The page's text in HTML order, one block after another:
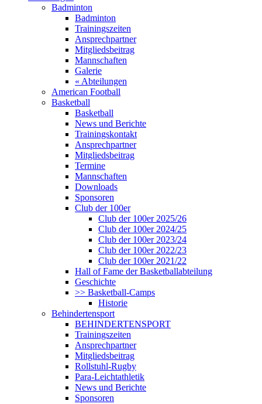
Badminton
Badminton
Trainingszeiten
Ansprechpartner
Mitgliedsbeitrag
Mannschaften
Galerie
« Abteilungen
American Football
Basketball
Basketball
News und Berichte
Trainingskontakt
Ansprechpartner
Mitgliedsbeitrag
Termine
Mannschaften
Downloads
Sponsoren
Club der 100er
Club der 100er 2025/26
Club der 100er 2024/25
Club der 100er 2023/24
Club der 100er 2022/23
Club der 100er 2021/22
Hall of Fame der Basketballabteilung
Geschichte
>> Basketball-Camps
Historie
Behindertensport
BEHINDERTENSPORT
Trainingszeiten
Ansprechpartner
Mitgliedsbeitrag
Rollstuhl-Rugby
Para-Leichtathletik
News und Berichte
Sponsoren